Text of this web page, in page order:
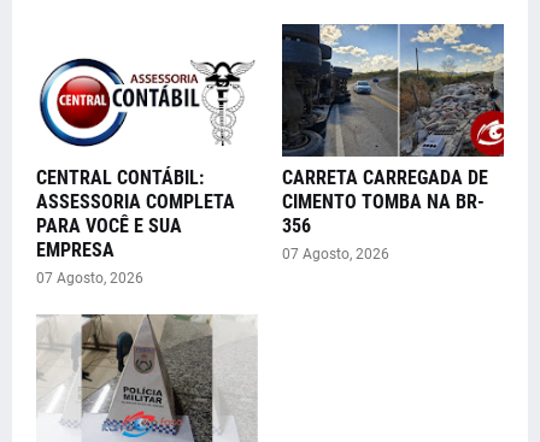
CENTRAL CONTÁBIL:
ASSESSORIA COMPLETA
PARA VOCÊ E SUA
EMPRESA
07 Agosto, 2026
CARRETA CARREGADA DE
CIMENTO TOMBA NA BR-
356
07 Agosto, 2026